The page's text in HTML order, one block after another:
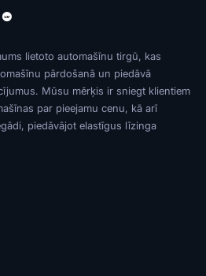
lietoto automašīnu tirgū, kas
pārdošanā un piedāvā
Mūsu mērķis ir sniegt klientiem
par pieejamu cenu, kā arī
piedāvājot elastīgus līzinga